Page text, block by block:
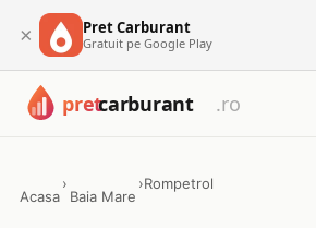
× Pret Carburant
Gratuit pe Google Play
Acasa
›
Baia Mare
›Rompetrol